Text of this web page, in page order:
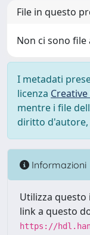
File in questo
Non ci sono
I metadati
licenza
mentre i file
diritto d'autore,
Informazioni
Utilizza
link a questo
https://